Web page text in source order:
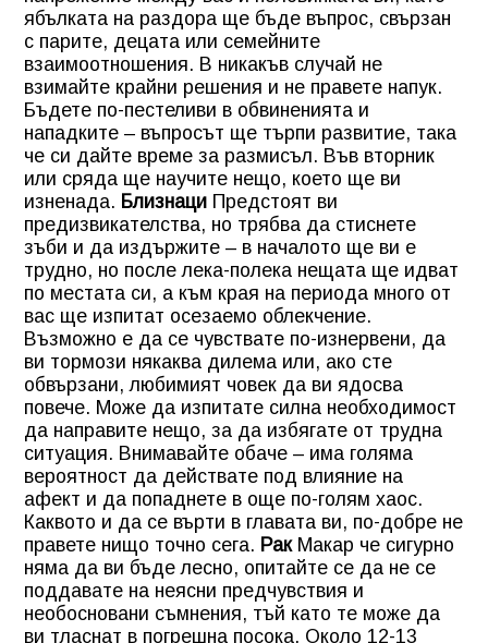
ябълката на раздора ще бъде въпрос, свързан
с парите, децата или семейните
взаимоотношения. В никакъв случай не
взимайте крайни решения и не правете напук.
Бъдете по-пестеливи в обвиненията и
нападките – въпросът ще търпи развитие, така
че си дайте време за размисъл. Във вторник
или сряда ще научите нещо, което ще ви
изненада. Близнаци Предстоят ви
предизвикателства, но трябва да стиснете
зъби и да издържите – в началото ще ви е
трудно, но после лека-полека нещата ще идват
по местата си, а към края на периода много от
вас ще изпитат осезаемо облекчение.
Възможно е да се чувствате по-изнервени, да
ви тормози някаква дилема или, ако сте
обвързани, любимият човек да ви ядосва
повече. Може да изпитате силна необходимост
да направите нещо, за да избягате от трудна
ситуация. Внимавайте обаче – има голяма
вероятност да действате под влияние на
афект и да попаднете в още по-голям хаос.
Каквото и да се върти в главата ви, по-добре не
правете нищо точно сега. РакМакар че сигурно
няма да ви бъде лесно, опитайте се да не се
поддавате на неясни предчувствия и
необосновани съмнения, тъй като те може да
ви тласнат в погрешна посока. Около 12-13